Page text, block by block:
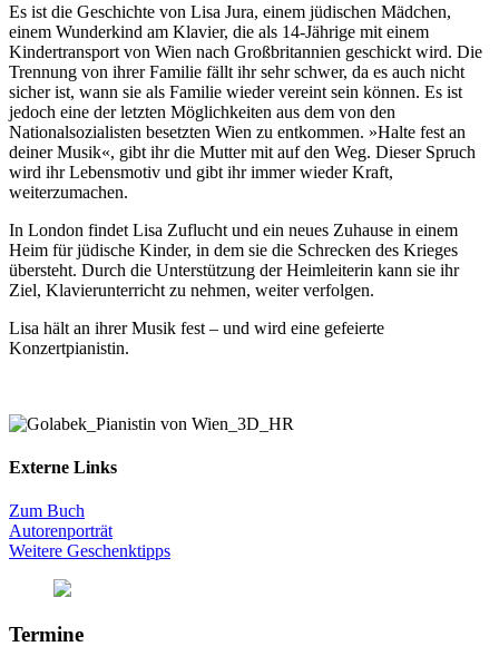
Es ist die Geschichte von Lisa Jura, einem jüdischen Mädchen,
einem Wunderkind am Klavier, die als 14-Jährige mit einem
Kindertransport von Wien nach Großbritannien geschickt wird. Die
Trennung von ihrer Familie fällt ihr sehr schwer, da es auch nicht
sicher ist, wann sie als Familie wieder vereint sein können. Es ist
jedoch eine der letzten Möglichkeiten aus dem von den
Nationalsozialisten besetzten Wien zu entkommen. »Halte fest an
deiner Musik«, gibt ihr die Mutter mit auf den Weg. Dieser Spruch
wird ihr Lebensmotiv und gibt ihr immer wieder Kraft,
weiterzumachen.
In London findet Lisa Zuflucht und ein neues Zuhause in einem
Heim für jüdische Kinder, in dem sie die Schrecken des Krieges
übersteht. Durch die Unterstützung der Heimleiterin kann sie ihr
Ziel, Klavierunterricht zu nehmen, weiter verfolgen.
Lisa hält an ihrer Musik fest – und wird eine gefeierte
Konzertpianistin.
Externe Links
Zum Buch
Autorenporträt
Weitere Geschenktipps
Termine